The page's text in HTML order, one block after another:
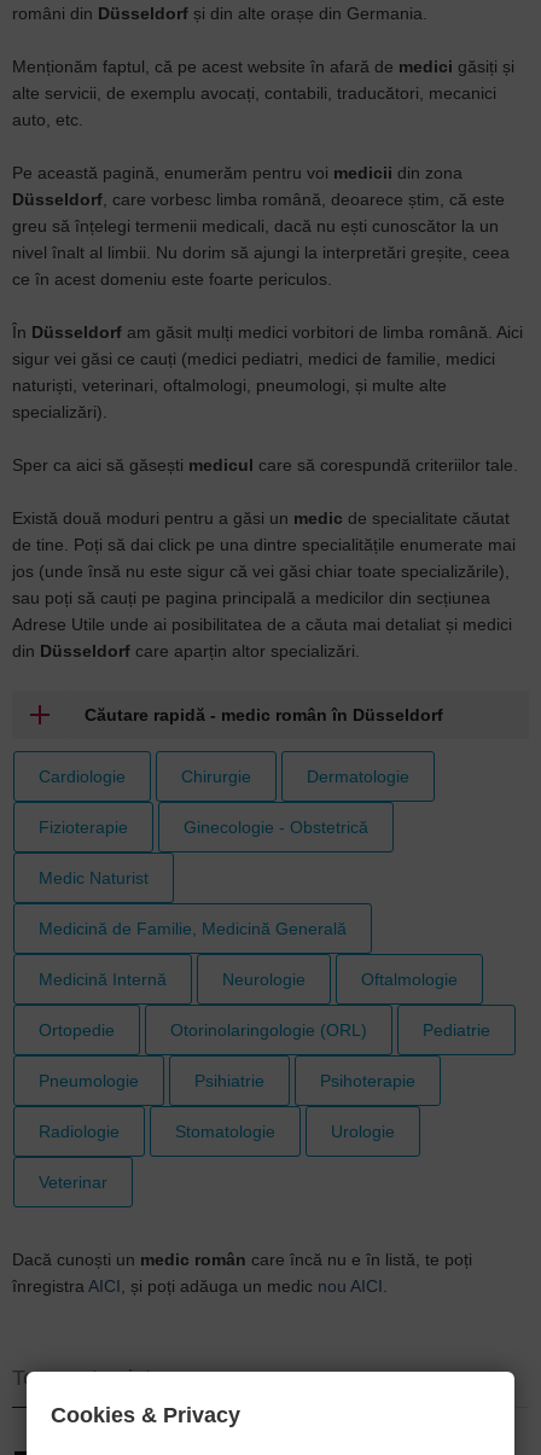
români din Düsseldorf și din alte orașe din Germania.
Menționăm faptul, că pe acest website în afară de medici găsiți și
alte servicii, de exemplu avocați, contabili, traducători, mecanici
auto, etc.
Pe această pagină, enumerăm pentru voi medicii din zona
Düsseldorf , care vorbesc limba română, deoarece știm, că este
greu să înțelegi termenii medicali, dacă nu ești cunoscător la un
nivel înalt al limbii. Nu dorim să ajungi la interpretări greșite, ceea
ce în acest domeniu este foarte periculos.
În Düsseldorf am găsit mulți medici vorbitori de limba română. Aici
sigur vei găsi ce cauți (medici pediatri, medici de familie, medici
naturiști, veterinari, oftalmologi, pneumologi, și multe alte
specializări).
Sper ca aici să găsești medicul care să corespundă criteriilor tale.
Există două moduri pentru a găsi un medic de specialitate căutat
de tine. Poți să dai click pe una dintre specialitățile enumerate mai
jos (unde însă nu este sigur că vei găsi chiar toate specializările),
sau poți să cauți pe pagina principală a medicilor din secțiunea
Adrese Utile unde ai posibilitatea de a căuta mai detaliat și medici
din Düsseldorf care aparțin altor specializări.
Căutare rapidă - medic român în Düsseldorf
Cardiologie Chirurgie Dermatologie
Fizioterapie Ginecologie - Obstetrică
Medic Naturist
Medicină de Familie, Medicină Generală
Medicină Internă Neurologie Oftalmologie
Ortopedie Otorinolaringologie (ORL) Pediatrie
Pneumologie Psihiatrie Psihoterapie
Radiologie Stomatologie Urologie
Veterinar
Dacă cunoști un medic român care încă nu e în listă, te poți
înregistra AICI , și poți adăuga un medic nou AICI
Te-ar putea interesa
Cookies & Privacy